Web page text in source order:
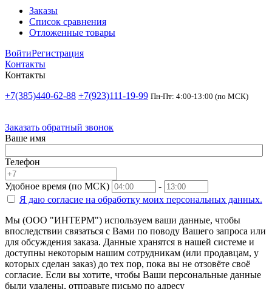
Заказы
Список сравнения
Отложенные товары
ВойтиРегистрация
Контакты
Контакты
+7(385)440-62-88 +7(923)111-19-99 Пн-Пт: 4:00-13:00 (по МСК)
Заказать обратный звонок
Ваше имя
Телефон
Удобное время (по МСК)
-
Я даю согласие на обработку моих персональных данных.
Мы (ООО "ИНТЕРМ") используем ваши данные, чтобы
впоследствии связаться с Вами по поводу Вашего запроса или
для обсуждения заказа. Данные хранятся в нашей системе и
доступны некоторым нашим сотрудникам (или продавцам, у
которых сделан заказ) до тех пор, пока вы не отзовёте своё
согласие. Если вы хотите, чтобы Ваши персональные данные
были удалены, отправьте письмо по адресу